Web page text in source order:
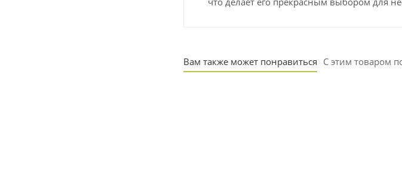
Вам также может понравиться С этим товаром